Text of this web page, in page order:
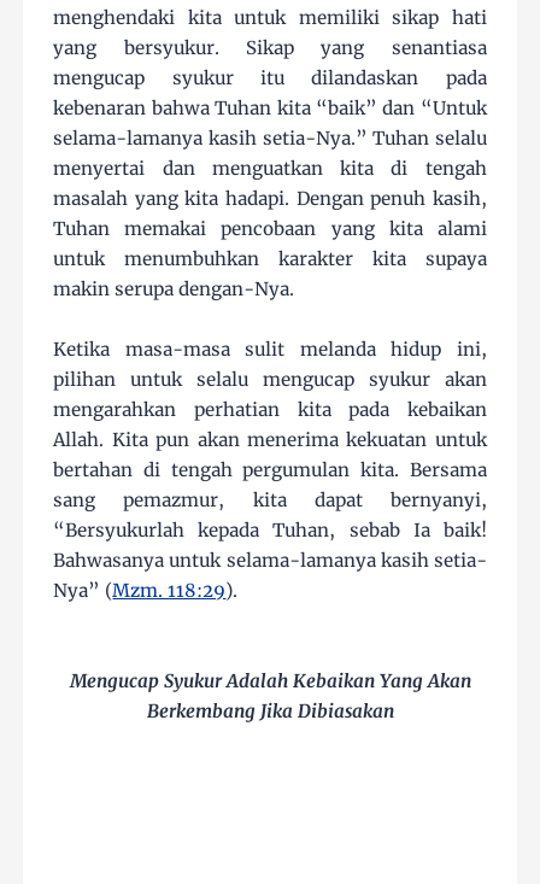
menghendaki kita untuk memiliki sikap hati
yang bersyukur. Sikap yang senantiasa
mengucap syukur itu dilandaskan pada
kebenaran bahwa Tuhan kita “baik” dan “Untuk
selama-lamanya kasih setia-Nya.” Tuhan selalu
menyertai dan menguatkan kita di tengah
masalah yang kita hadapi. Dengan penuh kasih,
Tuhan memakai pencobaan yang kita alami
untuk menumbuhkan karakter kita supaya
makin serupa dengan-Nya.
Ketika masa-masa sulit melanda hidup ini,
pilihan untuk selalu mengucap syukur akan
mengarahkan perhatian kita pada kebaikan
Allah. Kita pun akan menerima kekuatan untuk
bertahan di tengah pergumulan kita. Bersama
sang pemazmur, kita dapat bernyanyi,
“Bersyukurlah kepada Tuhan, sebab Ia baik!
Bahwasanya untuk selama-lamanya kasih setia-
Nya” (Mzm. 118:29).
Mengucap Syukur Adalah Kebaikan Yang Akan
Berkembang Jika Dibiasakan